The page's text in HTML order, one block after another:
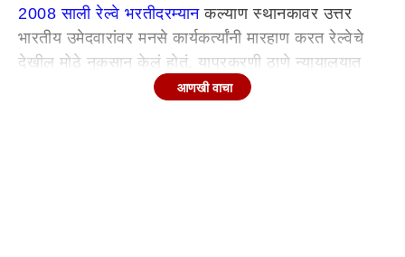
2008 साली रेल्वे भरतीदरम्यानकल्याण स्थानकावर उत्तर
भारतीय उमेदवारांवर मनसे कार्यकर्त्यांनी मारहाण करत रेल्वेचे
देखील मोठे नुकसान केलं होतं. याप्रकरणी ठाणे न्यायालयात
सुनावणी सुरु होती. (Raj Thackeray Thane Court)
आणखी वाचा